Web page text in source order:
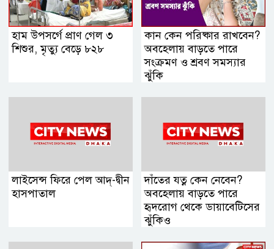
হাম উপসর্গে প্রাণ গেল ৩
শিশুর, মৃত্যু বেড়ে ৮২৮
কান কেন পরিষ্কার রাখবেন?
অবহেলায় বাড়তে পারে
সংক্রমণ ও শ্রবণ সমস্যার
ঝুঁকি
লাইসেন্স ফিরে পেল আদ্-দ্বীন
হাসপাতাল
দাঁতের যত্ন কেন নেবেন?
অবহেলায় বাড়তে পারে
হৃদরোগ থেকে ডায়াবেটিসের
ঝুঁকিও